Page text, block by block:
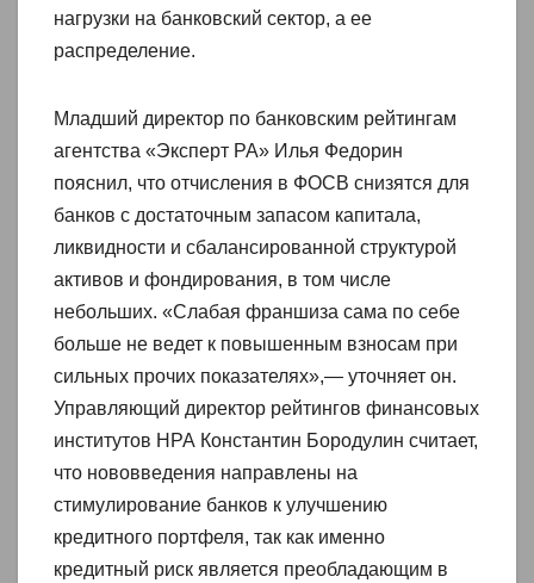
нагрузки на банковский сектор, а ее
распределение.
Младший директор по банковским рейтингам
агентства «Эксперт РА» Илья Федорин
пояснил, что отчисления в ФОСВ снизятся для
банков с достаточным запасом капитала,
ликвидности и сбалансированной структурой
активов и фондирования, в том числе
небольших. «Слабая франшиза сама по себе
больше не ведет к повышенным взносам при
сильных прочих показателях»,— уточняет он.
Управляющий директор рейтингов финансовых
институтов НРА Константин Бородулин считает,
что нововведения направлены на
стимулирование банков к улучшению
кредитного портфеля, так как именно
кредитный риск является преобладающим в